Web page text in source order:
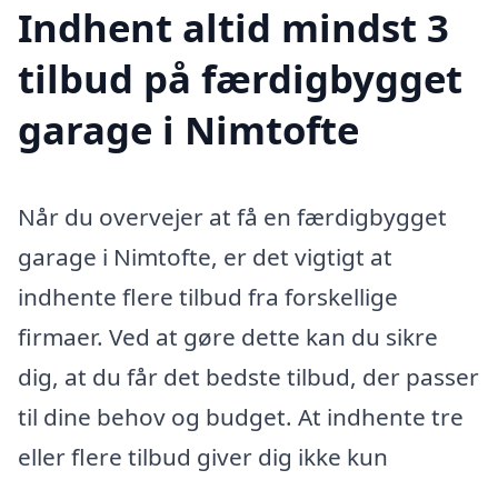
Indhent altid mindst 3
tilbud på færdigbygget
garage i Nimtofte
Når du overvejer at få en færdigbygget
garage i Nimtofte, er det vigtigt at
indhente flere tilbud fra forskellige
firmaer. Ved at gøre dette kan du sikre
dig, at du får det bedste tilbud, der passer
til dine behov og budget. At indhente tre
eller flere tilbud giver dig ikke kun